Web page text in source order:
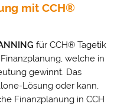
mit CCH®
für CCH®Tagetik
welche in
gewinnt. Das
Lösung oder kann,
Finanzplanung in CCH